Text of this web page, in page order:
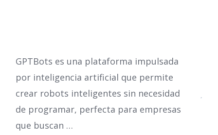
GPTBots es una plataforma impulsada
por inteligencia artificial que permite
crear robots inteligentes sin necesidad
de programar, perfecta para empresas
que buscan …